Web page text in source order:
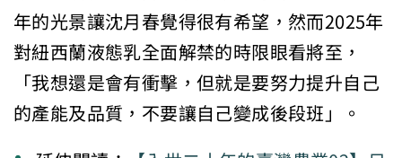
年的光景讓沈月春覺得很有希望，然而2025年
對紐西蘭液態乳全面解禁的時限眼看將至，
「我想還是會有衝擊，但就是要努力提升自己
的產能及品質，不要讓自己變成後段班」。